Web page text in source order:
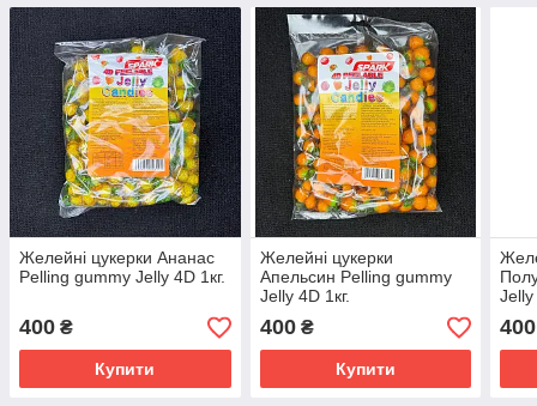
Желейні цукерки Ананас
Pelling gummy Jelly 4D 1кг.
400 ₴
Купити
Желейні цукерки
Апельсин Pelling gummy
Jelly 4D 1кг.
400₴
Купити
Jelly
400